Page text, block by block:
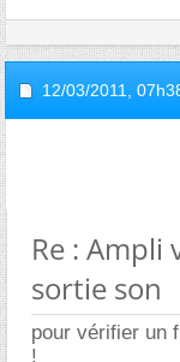
12/03/2011,
Re : Ampli
sortie son
pour vérifier un
!